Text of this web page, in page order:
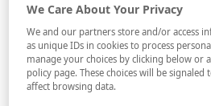
Best Western Cozy House &
A menos de 4,5 Km
Acceso personas con
We Care About Your Privacy
We and our partners store and/or access
as unique IDs in cookies to process
manage your choices by clicking below or
policy page. These choices will be
affect browsing data.